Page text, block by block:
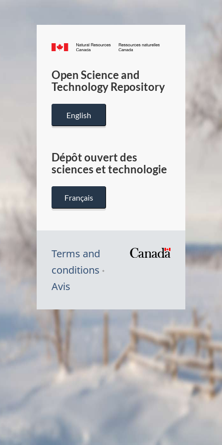
Canada.ca
/
Canada
Open Science and
Technology Repository
English
Dépôt ouvert des
sciences et technologie
Français
Terms and
conditions
Avis
Symbole
Canada